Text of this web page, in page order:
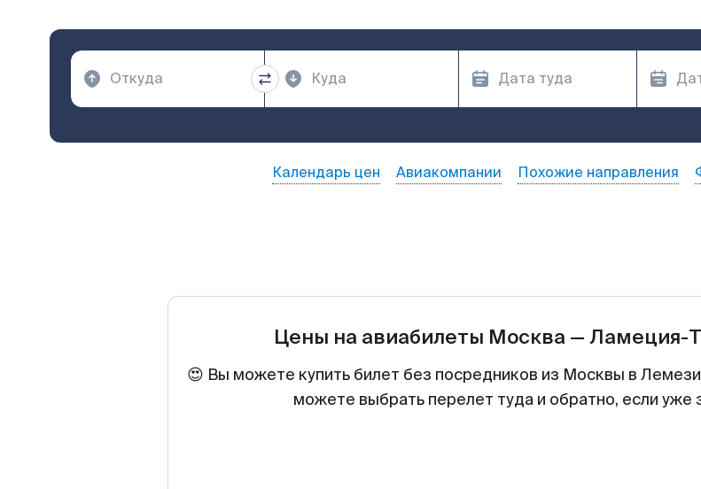
Календарь цен Авиакомпании Похожие направления
Цены на авиабилеты Москва — Ламеция-
😍 Вы можете купить билет без посредников из Москвы в
можете выбрать перелет туда и обратно, если уже